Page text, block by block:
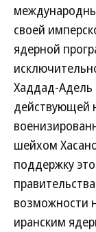
своей
ядерной
Хаддад-Адель
действующей
шейхом
поддержку
возможности
иранским